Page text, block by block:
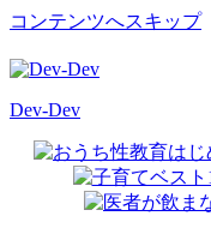
コンテンツへスキップ
Dev-Dev